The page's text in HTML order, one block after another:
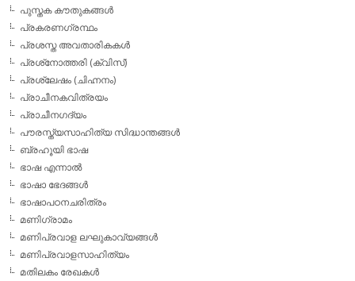
പുസ്തക കൗതുകങ്ങള്‍
പ്രകരണഗ്രന്ഥം
പ്രശസ്ത അവതാരികകള്‍
പ്രശ്‌നോത്തരി (ക്വിസ്)
പ്രശ്ലേഷം (ചിഹ്നനം)
പ്രാചീനകവിത്രയം
പ്രാചീനഗദ്യം
പൗരസ്ത്യസാഹിത്യ സിദ്ധാന്തങ്ങള്‍
ബ്രഹൂയി ഭാഷ
ഭാഷ എന്നാല്‍
ഭാഷാ ഭേദങ്ങള്‍
ഭാഷാപഠനചരിത്രം
മണിഗ്രാമം
മണിപ്രവാള ലഘുകാവ്യങ്ങള്‍
മണിപ്രവാളസാഹിത്യം
മതിലകം രേഖകള്‍